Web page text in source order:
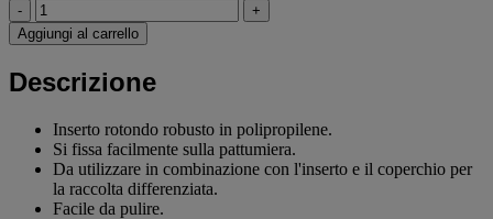
-
+
Aggiungi al carrello
Descrizione
Inserto rotondo robusto in polipropilene.
Si fissa facilmente sulla pattumiera.
Da utilizzare in combinazione con l'inserto e il coperchio per
la raccolta differenziata.
Facile da pulire.